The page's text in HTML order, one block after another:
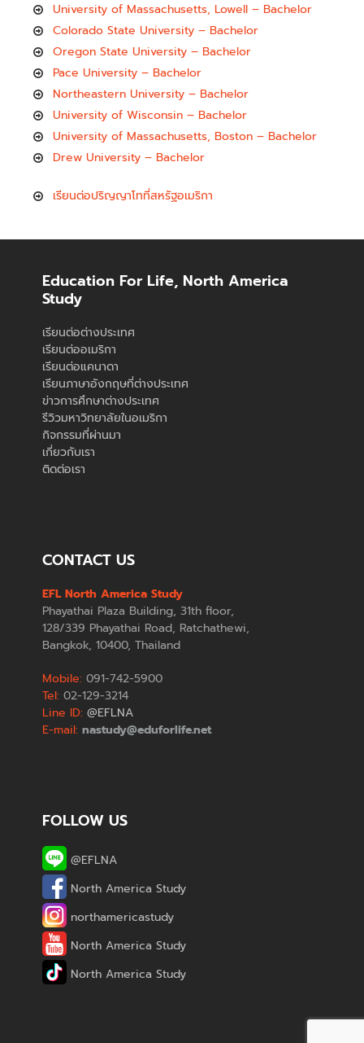
University of Massachusetts, Lowell – Bachelor
Colorado State University – Bachelor
Oregon State University – Bachelor
Pace University – Bachelor
Northeastern University – Bachelor
University of Wisconsin – Bachelor
University of Massachusetts, Boston – Bachelor
Drew University – Bachelor
เรียนต่อปริญญาโทที่สหรัฐอเมริกา
Education For Life, North America
Study
เรียนต่อต่างประเทศ
เรียนต่ออเมริกา
เรียนต่อแคนาดา
เรียนภาษาอังกฤษที่ต่างประเทศ
ข่าวการศึกษาต่างประเทศ
รีวิวมหาวิทยาลัยในอเมริกา
กิจกรรมที่ผ่านมา
เกี่ยวกับเรา
ติดต่อเรา
CONTACT US
EFL North America Study
Phayathai Plaza Building, 31th floor,
128/339 Phayathai Road, Ratchathewi,
Bangkok, 10400, Thailand
Mobile: 091-742-5900
Tel: 02-129-3214
Line ID: @EFLNA
E-mail: nastudy@eduforlife.net
FOLLOW US
@EFLNA
North America Study
northamericastudy
North America Study
North America Study